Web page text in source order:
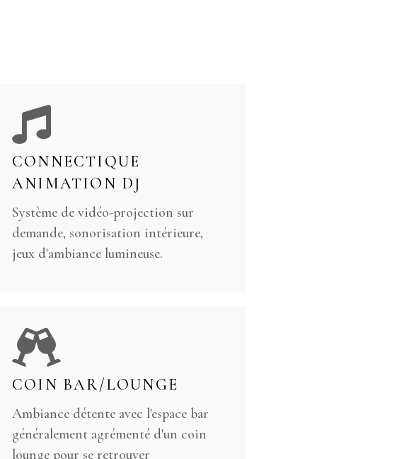
CONNECTIQUE
ANIMATION DJ
Système de vidéo-projection sur
demande, sonorisation intérieure,
jeux d'ambiance lumineuse.
COIN BAR/LOUNGE
Ambiance détente avec l'espace bar
généralement agrémenté d'un coin
lounge pour se retrouver